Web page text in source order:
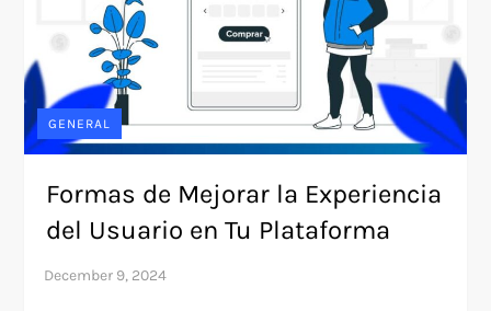
GENERAL
Formas de Mejorar la Experiencia
del Usuario en Tu Plataforma